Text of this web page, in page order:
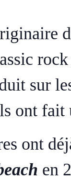
sur
ont
ont
en